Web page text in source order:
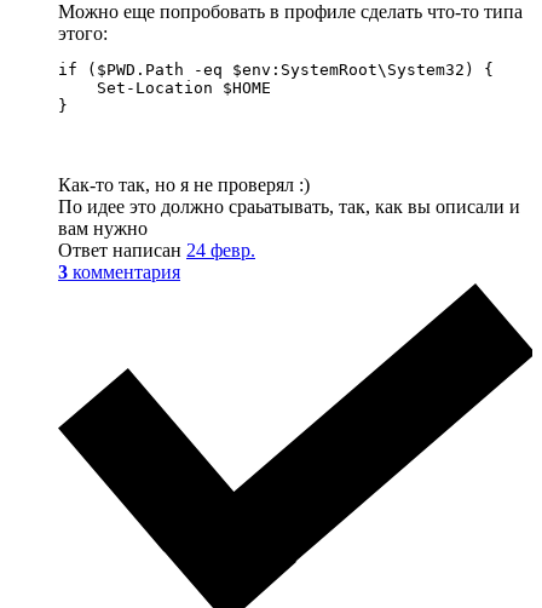
Можно еще попробовать в профиле сделать что-то типа
этого:
if ($PWD.Path -eq $env:SystemRoot\System32) {
    Set-Location $HOME
}
Как-то так, но я не проверял :)
По идее это должно сраьатывать, так, как вы описали и
вам нужно
Ответ написан 24 февр.
3 комментария